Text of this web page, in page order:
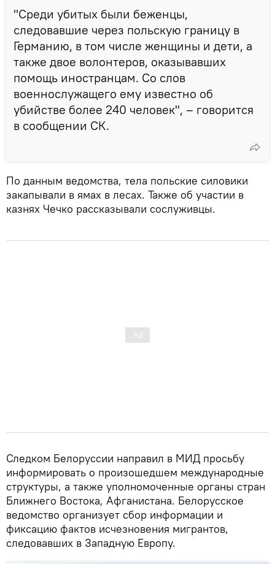
"Среди убитых были беженцы,
следовавшие через польскую границу в
Германию, в том числе женщины и дети, а
также двое волонтеров, оказывавших
помощь иностранцам. Со слов
военнослужащего ему известно об
убийстве более 240 человек", – говорится
в сообщении СК.
По данным ведомства, тела польские силовики
закапывали в ямах в лесах. Также об участии в
казнях Чечко рассказывали сослуживцы.
Следком Белоруссии направил в МИД просьбу
информировать о произошедшем международные
структуры, а также уполномоченные органы стран
Ближнего Востока, Афганистана. Белорусское
ведомство организует сбор информации и
фиксацию фактов исчезновения мигрантов,
следовавших в Западную Европу.